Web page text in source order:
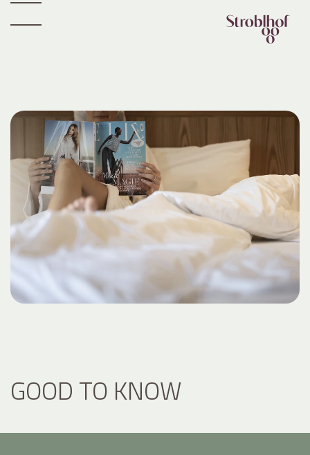
GOOD TO KNOW